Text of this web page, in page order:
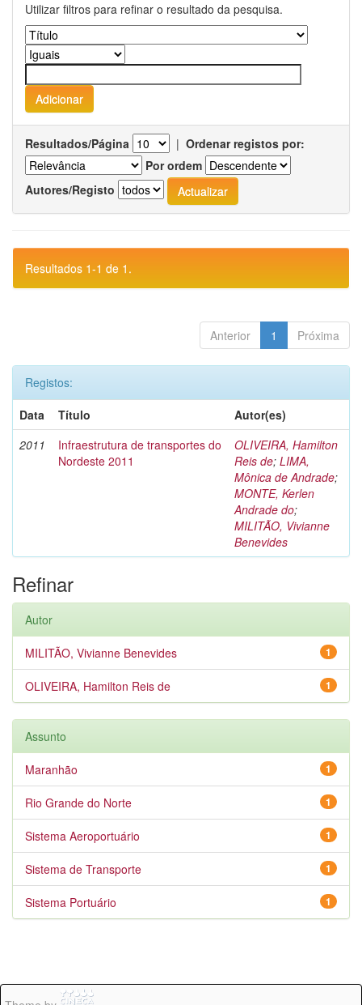
Utilizar filtros para refinar o resultado da pesquisa.
Resultados/Página | Ordenar registos por:
Por ordem
Autores/Registo
Resultados 1-1 de 1.
Anterior 1 Próxima
Registos:
Data
Título
Autor(es)
2011
Infraestrutura de transportes do
Nordeste 2011
OLIVEIRA, Hamilton
Reis de; LIMA,
Mônica de Andrade;
MONTE, Kerlen
Andrade do;
MILITÃO, Vivianne
Benevides
Refinar
Autor
1
MILITÃO, Vivianne Benevides
1
OLIVEIRA, Hamilton Reis de
Assunto
1
Maranhão
1
Rio Grande do Norte
1
Sistema Aeroportuário
1
Sistema de Transporte
1
Sistema Portuário